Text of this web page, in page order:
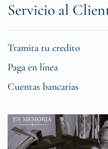
Servicio al
Tramita tu credito
Paga en línea
Cuentas bancarias